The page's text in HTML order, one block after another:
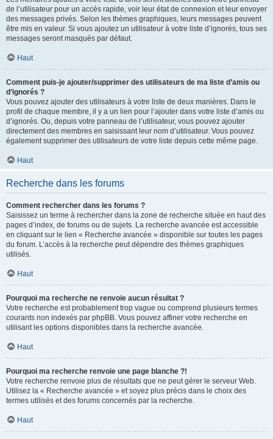
de l’utilisateur pour un accès rapide, voir leur état de connexion et leur envoyer
des messages privés. Selon les thèmes graphiques, leurs messages peuvent
être mis en valeur. Si vous ajoutez un utilisateur à votre liste d’ignorés, tous ses
messages seront masqués par défaut.
Haut
Comment puis-je ajouter/supprimer des utilisateurs de ma liste d’amis ou
d’ignorés ?
Vous pouvez ajouter des utilisateurs à votre liste de deux manières. Dans le
profil de chaque membre, il y a un lien pour l’ajouter dans votre liste d’amis ou
d’ignorés. Ou, depuis votre panneau de l’utilisateur, vous pouvez ajouter
directement des membres en saisissant leur nom d’utilisateur. Vous pouvez
également supprimer des utilisateurs de votre liste depuis cette même page.
Haut
Recherche dans les forums
Comment rechercher dans les forums ?
Saisissez un terme à rechercher dans la zone de recherche située en haut des
pages d’index, de forums ou de sujets. La recherche avancée est accessible
en cliquant sur le lien « Recherche avancée » disponible sur toutes les pages
du forum. L’accès à la recherche peut dépendre des thèmes graphiques
utilisés.
Haut
Pourquoi ma recherche ne renvoie aucun résultat ?
Votre recherche est probablement trop vague ou comprend plusieurs termes
courants non indexés par phpBB. Vous pouvez affiner votre recherche en
utilisant les options disponibles dans la recherche avancée.
Haut
Pourquoi ma recherche renvoie une page blanche ?!
Votre recherche renvoie plus de résultats que ne peut gérer le serveur Web.
Utilisez la « Recherche avancée » et soyez plus précis dans le choix des
termes utilisés et des forums concernés par la recherche.
Haut